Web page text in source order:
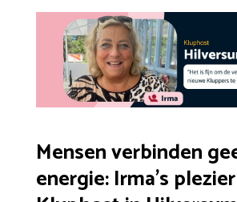
Mensen verbinden
energie: Irma’s